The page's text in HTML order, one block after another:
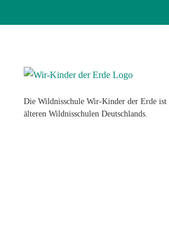
Die Wildnisschule Wir-Kinder der Erde ist
älteren Wildnisschulen Deutschlands.